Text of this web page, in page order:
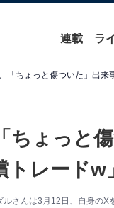
連載 ラ
「ちょっと傷ついた」出来
ょっと
トレードw
さんは3月12日、自身のX